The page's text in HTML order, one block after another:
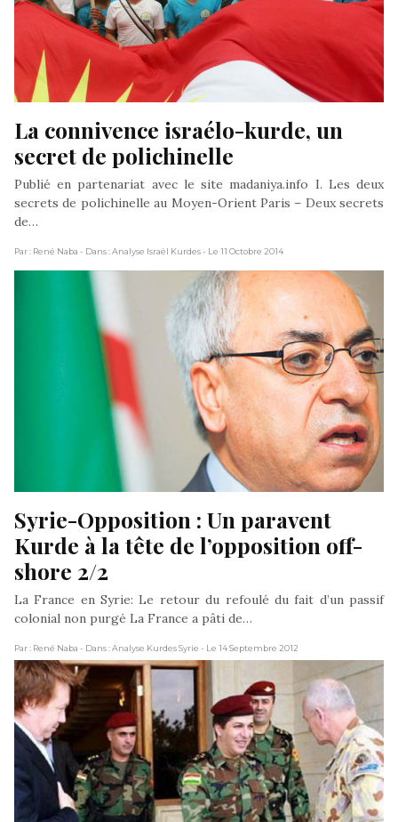
La connivence israélo-kurde, un
secret de polichinelle
Publié en partenariat avec le site madaniya.info I. Les deux
secrets de polichinelle au Moyen-Orient Paris – Deux secrets
de…
Par : René Naba - Dans : Analyse Israël Kurdes- Le 11 Octobre 2014
Syrie-Opposition : Un paravent
Kurde à la tête de l’opposition off-
shore 2/2
La France en Syrie: Le retour du refoulé du fait d’un passif
colonial non purgé La France a pâti de…
Par : René Naba - Dans : Analyse Kurdes Syrie - Le 14 Septembre 2012